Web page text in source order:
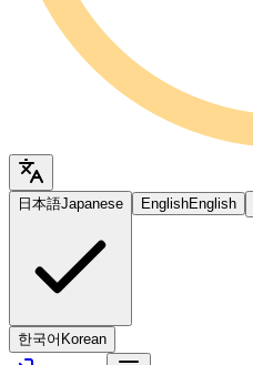
日本語Japanese EnglishEnglish
한국어 Korean